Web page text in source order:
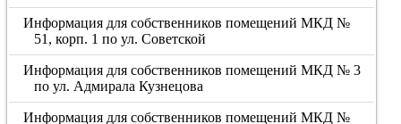
Информация для собственников помещений МКД №
51, корп. 1 по ул. Советской
Информация для собственников помещений МКД № 3
по ул. Адмирала Кузнецова
Информация для собственников помещений МКД №